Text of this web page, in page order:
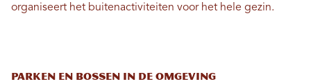
organiseert het buitenactiviteiten voor het hele gezin.
Parken en bossen in de omgeving